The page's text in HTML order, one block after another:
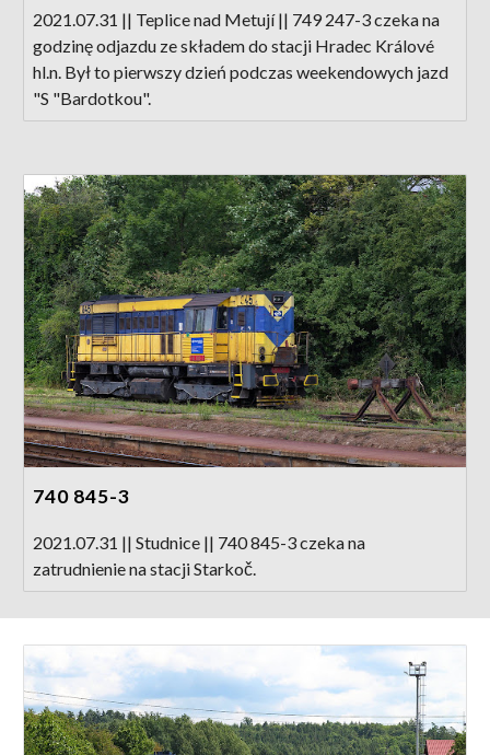
2021.07.31 || Teplice nad Metují || 749 247-3 czeka na
godzinę odjazdu ze składem do stacji Hradec Králové
hl.n. Był to pierwszy dzień podczas weekendowych jazd
"S "Bardotkou".
740 845-3
2021.07.31 || Studnice || 740 845-3 czeka na
zatrudnienie na stacji Starkoč.